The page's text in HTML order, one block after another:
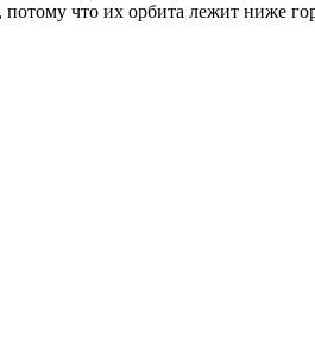
что их орбита лежит ниже